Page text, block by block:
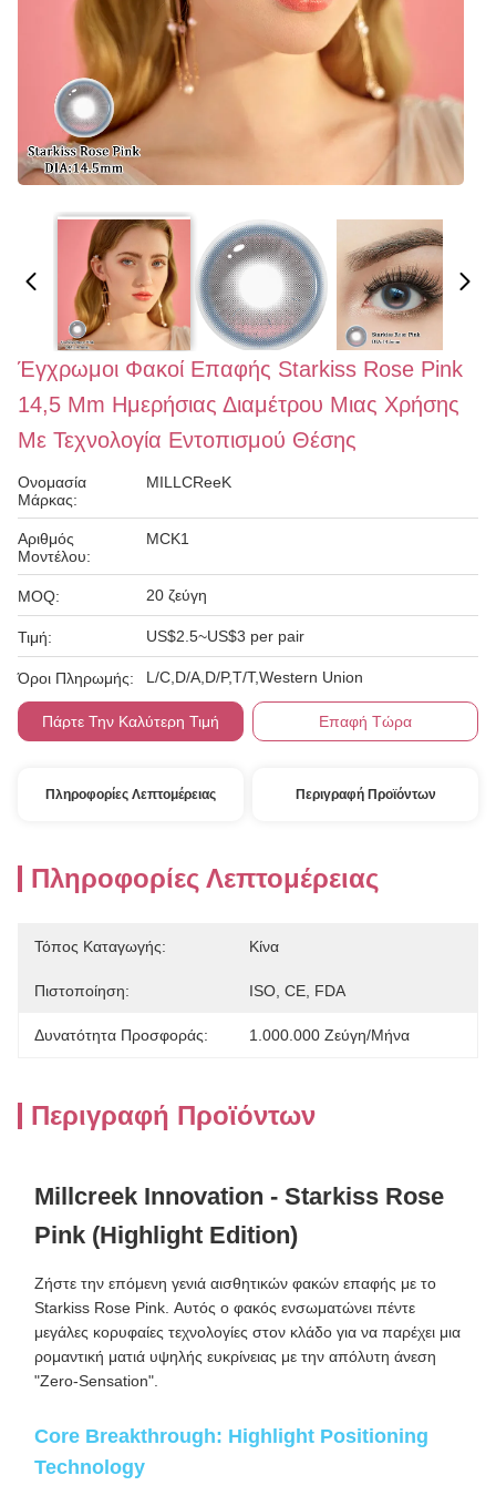
Έγχρωμοι Φακοί Επαφής Starkiss Rose Pink
14,5 Mm Ημερήσιας Διαμέτρου Μιας Χρήσης
Με Τεχνολογία Εντοπισμού Θέσης
Ονομασία
Μάρκας:
MILLCReeK
Αριθμός
Μοντέλου:
MCK1
MOQ: 20 ζεύγη
Τιμή: US$2.5~US$3 per pair
Όροι Πληρωμής: L/C,D/A,D/P,T/T,Western Union
Πάρτε Την Καλύτερη Τιμή Επαφή Τώρα
Πληροφορίες Λεπτομέρειας Περιγραφή Προϊόντων
Πληροφορίες Λεπτομέρειας
Τόπος Καταγωγής: Κίνα
Πιστοποίηση: ISO, CE, FDA
Δυνατότητα Προσφοράς: 1.000.000 Ζεύγη/μήνα
Περιγραφή Προϊόντων
Millcreek Innovation - Starkiss Rose
Pink (Highlight Edition)
Ζήστε την επόμενη γενιά αισθητικών φακών επαφής με το
Starkiss Rose Pink. Αυτός ο φακός ενσωματώνει πέντε
μεγάλες κορυφαίες τεχνολογίες στον κλάδο για να παρέχει μια
ρομαντική ματιά υψηλής ευκρίνειας με την απόλυτη άνεση
"Zero-Sensation".
Core Breakthrough: Highlight Positioning
Technology